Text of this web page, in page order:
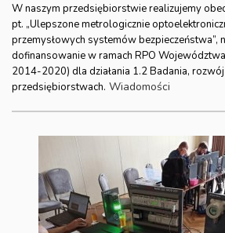
W naszym przedsiębiorstwie realizujemy
pt. „Ulepszone metrologicznie
przemysłowych systemów bezpieczeństwa”,
dofinansowanie w ramach RPO
2014-2020) dla działania 1.2 Badania,
przedsiębiorstwach. Wiadomości